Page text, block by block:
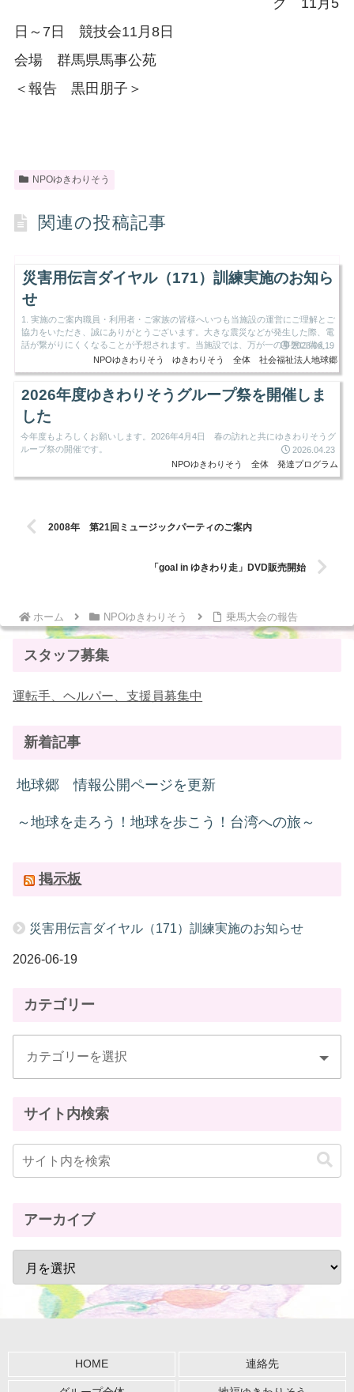
日～7日 競技会11月8日
会場 群馬県馬事公苑
＜報告 黒田朋子＞
NPOゆきわりそう
関連の投稿記事
災害用伝言ダイヤル（171）訓練実施のお知ら
せ
1. 実施のご案内職員・利用者・ご家族の皆様へいつも当施設の運営にご理解とご
協力をいただき、誠にありがとうございます。大きな震災などが発生した際、電
話が繋がりにくくなることが予想されます。当施設では、万が一の事態に備え、
安否確認や状況報告の...
2026.06.19
NPOゆきわりそう
ゆきわりそう 全体 社会福祉法人地球郷
2026年度ゆきわりそうグループ祭を開催しま
した
今年度もよろしくお願いします。2026年4月4日 春の訪れと共にゆきわりそうグ
ループ祭の開催です。
2026.04.23
NPOゆきわりそう
全体 発達プログラム
2008年 第21回ミュージックパーティのご案内
「goal in ゆきわり走」DVD販売開始
ホーム NPOゆきわりそう 乗馬大会の報告
スタッフ募集
運転手、ヘルパー、支援員募集中
新着記事
地球郷 情報公開ページを更新
～地球を走ろう！地球を歩こう！台湾への旅～
掲示板
災害用伝言ダイヤル（171）訓練実施のお知らせ
2026-06-19
カテゴリー
サイト内検索
アーカイブ
HOME 連絡先